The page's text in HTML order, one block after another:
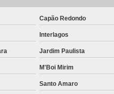
Pirulito de
de Maternidade
Pirulito
Pirulito de Chocolate
Capão Redondo
Interlagos
Jardim Paulista
M'Boi Mirim
Santo Amaro